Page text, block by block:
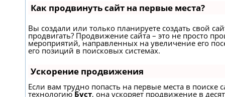
Как продвинуть сайт на первые места?
Вы создали или только планируете создать свой
продвигать? Продвижение сайта – это не просто
мероприятий, направленных на увеличение его
его позиций в поисковых системах.
Ускорение продвижения
Если вам трудно попасть на первые места в поиске
технологиюБуст, она ускоряет продвижение в